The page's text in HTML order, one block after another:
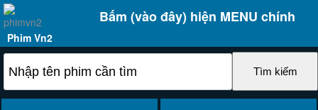
Bấm (vào đây) hiện MENU chính
Phim Vn2